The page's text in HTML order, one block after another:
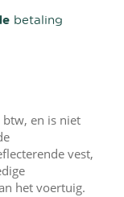
betaling
en is niet
vest,
het voertuig.